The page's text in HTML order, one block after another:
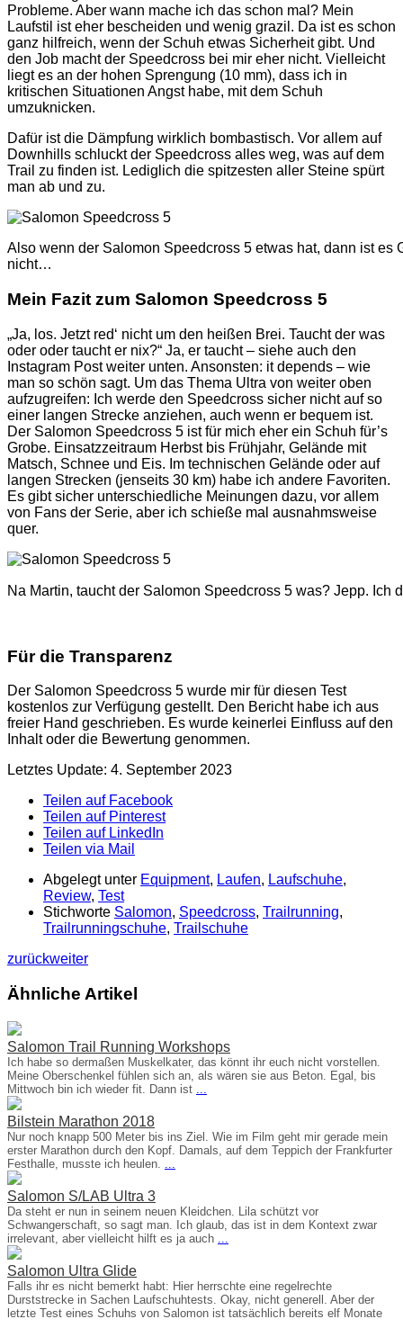
Probleme. Aber wann mache ich das schon mal? Mein
Laufstil ist eher bescheiden und wenig grazil. Da ist es schon
ganz hilfreich, wenn der Schuh etwas Sicherheit gibt. Und
den Job macht der Speedcross bei mir eher nicht. Vielleicht
liegt es an der hohen Sprengung (10 mm), dass ich in
kritischen Situationen Angst habe, mit dem Schuh
umzuknicken.
Dafür ist die Dämpfung wirklich bombastisch. Vor allem auf
Downhills schluckt der Speedcross alles weg, was auf dem
Trail zu finden ist. Lediglich die spitzesten aller Steine spürt
man ab und zu.
Also wenn der Salomon Speedcross 5 etwas hat, dann ist
nicht…
Mein Fazit zum Salomon Speedcross 5
„Ja, los. Jetzt red‘ nicht um den heißen Brei. Taucht der was
oder oder taucht er nix?“ Ja, er taucht – siehe auch den
Instagram Post weiter unten. Ansonsten: it depends – wie
man so schön sagt. Um das Thema Ultra von weiter oben
aufzugreifen: Ich werde den Speedcross sicher nicht auf so
einer langen Strecke anziehen, auch wenn er bequem ist.
Der Salomon Speedcross 5 ist für mich eher ein Schuh für’s
Grobe. Einsatzzeitraum Herbst bis Frühjahr, Gelände mit
Matsch, Schnee und Eis. Im technischen Gelände oder auf
langen Strecken (jenseits 30 km) habe ich andere Favoriten.
Es gibt sicher unterschiedliche Meinungen dazu, vor allem
von Fans der Serie, aber ich schieße mal ausnahmsweise
quer.
Na Martin, taucht der Salomon Speedcross 5 was? Jepp. Ich
Für die Transparenz
Der Salomon Speedcross 5 wurde mir für diesen Test
kostenlos zur Verfügung gestellt. Den Bericht habe ich aus
freier Hand geschrieben. Es wurde keinerlei Einfluss auf den
Inhalt oder die Bewertung genommen.
Letztes Update: 4. September 2023
Teilen auf Facebook
Teilen auf Pinterest
Teilen auf LinkedIn
Teilen via Mail
Abgelegt unter Equipment, Laufen, Laufschuhe,
Review, Test
Stichworte Salomon, Speedcross, Trailrunning,
Trailrunningschuhe, Trailschuhe
zurückweiter
Ähnliche Artikel
Salomon Trail Running Workshops
Ich habe so dermaßen Muskelkater, das könnt ihr euch nicht vorstellen.
Meine Oberschenkel fühlen sich an, als wären sie aus Beton. Egal, bis
Mittwoch bin ich wieder fit. Dann ist
Bilstein Marathon 2018
Nur noch knapp 500 Meter bis ins Ziel. Wie im Film geht mir gerade mein
erster Marathon durch den Kopf. Damals, auf dem Teppich der Frankfurter
Festhalle, musste ich heulen.
Salomon S/LAB Ultra 3
Da steht er nun in seinem neuen Kleidchen. Lila schützt vor
Schwangerschaft, so sagt man. Ich glaub, das ist in dem Kontext zwar
irrelevant, aber vielleicht hilft es ja auch
Salomon Ultra Glide
Falls ihr es nicht bemerkt habt: Hier herrschte eine regelrechte
Durststrecke in Sachen Laufschuhtests. Okay, nicht generell. Aber der
letzte Test eines Schuhs von Salomon ist tatsächlich bereits elf Monate